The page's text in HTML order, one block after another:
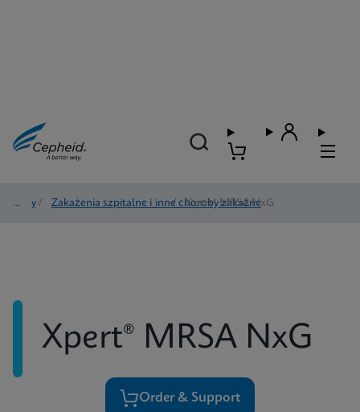
Testy / Zakażenia szpitalne i inne choroby zakaźne
/ Xpert® MRSA NxG
Xpert® MRSA NxG
Order & Support